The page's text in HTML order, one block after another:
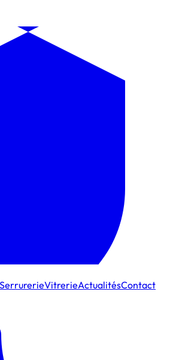
SerrurerieVitrerieActualitésContact